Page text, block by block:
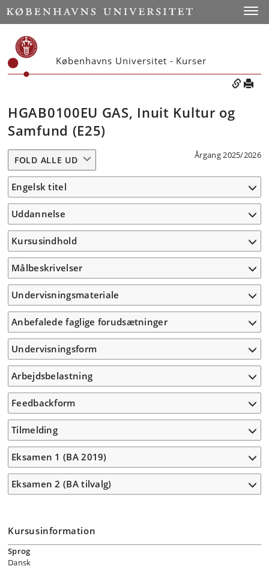
Københavns Universitet - Kurser
HGAB0100EU GAS, Inuit Kultur og
Samfund (E25)
Årgang 2025/2026
FOLD ALLE UD
Engelsk titel
Uddannelse
Kursusindhold
Målbeskrivelser
Undervisningsmateriale
Anbefalede faglige forudsætninger
Undervisningsform
Arbejdsbelastning
Feedbackform
Tilmelding
Eksamen 1 (BA 2019)
Eksamen 2 (BA tilvalg)
Kursusinformation
Sprog
Dansk